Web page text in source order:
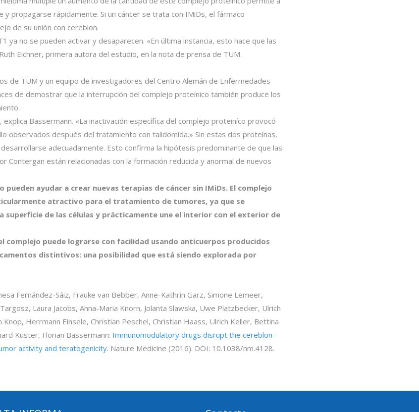
y propagarse rápidamente. Si un cáncer se trata con IMiDs, el fármaco
de su unión con cereblon.
ya no se pueden activar y desaparecen. «En última instancia, esto hace que las
Eichner, primera autora del estudio, en la nota de prensa de TUM.
de TUM y un equipo de investigadores del Centro Alemán de Enfermedades
de demostrar que la interrupción del complejo proteínico también produce los
Bassermann. «La inactivación específica del complejo proteiníco provocó
observados después del tratamiento con talidomida.» Sin estas dos proteínas,
adecuadamente. Esto confirma la hipótesis predominante de que las
Contergan están relacionadas con la formación reducida y anormal de nuevos
ayudar a crear nuevas terapias de cáncer sin IMiDs. El complejo
atractivo para el tratamiento de tumores, ya que se
superficie de las células y prácticamente une el interior con el exterior de
complejo puede lograrse con facilidad usando anticuerpos producidos
distintivos: una posibilidad que está siendo explorada por
Fernández-Sáiz, Frauke van Bebber, Anne-Kathrin Garz, Simone Lemeer,
Laura Jacobs, Anna-Maria Knorn, Jolanta Slawska, Uwe Platzbecker, Ulrich
Knop, Herrmann Einsele, Christian Peschel, Christian Haass, Ulrich Keller, Bettina
Kuster, Florian Bassermann: Immunomodulatory drugs disrupt the cereblon–
activity and teratogenicity. Nature Medicine (2016). DOI: 10.1038/nm.4128.